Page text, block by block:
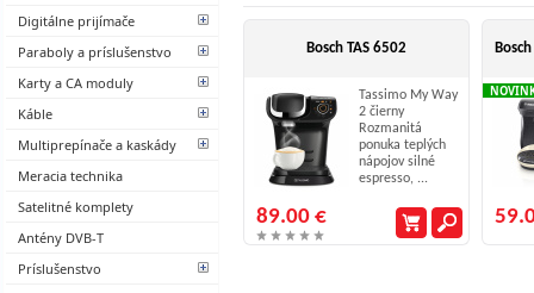
Digitálne prijímače
Paraboly a príslušenstvo
Karty a CA moduly
Káble
Multiprepínače a kaskády
Meracia technika
Satelitné komplety
Antény DVB-T
Príslušenstvo
Bosch TAS 6502
Tassimo My Way
2 čierny
Rozmanitá
ponuka teplých
nápojov silné
espresso, ...
89.00 €